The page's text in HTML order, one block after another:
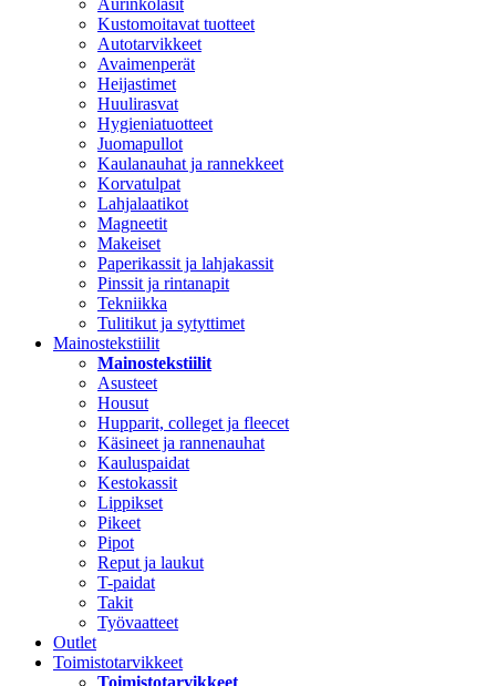
Aurinkolasit
Kustomoitavat tuotteet
Autotarvikkeet
Avaimenperät
Heijastimet
Huulirasvat
Hygieniatuotteet
Juomapullot
Kaulanauhat ja rannekkeet
Korvatulpat
Lahjalaatikot
Magneetit
Makeiset
Paperikassit ja lahjakassit
Pinssit ja rintanapit
Tekniikka
Tulitikut ja sytyttimet
Mainostekstiilit
Mainostekstiilit
Asusteet
Housut
Hupparit, colleget ja fleecet
Käsineet ja rannenauhat
Kauluspaidat
Kestokassit
Lippikset
Pikeet
Pipot
Reput ja laukut
T-paidat
Takit
Työvaatteet
Outlet
Toimistotarvikkeet
Toimistotarvikkeet